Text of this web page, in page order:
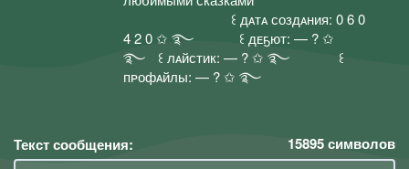
ᅠᅠ⠀⠀ᅠᅠ⠀⠀ ᅠ꒰ дᴀтᴀ создᴀния: 0 6 0
4 2 0 ✩ ࿐ᅠᅠ⠀⠀꒰ дᴇҕют: — ? ✩
࿐ᅠ꒰ лᴀйстик: — ? ✩ ࿐ᅠᅠ⠀⠀ ꒰
пᴘофᴀйлы: — ? ✩ ࿐ ᅠᅠ⠀ᅠᅠ
Текст сообщения: 15895символов